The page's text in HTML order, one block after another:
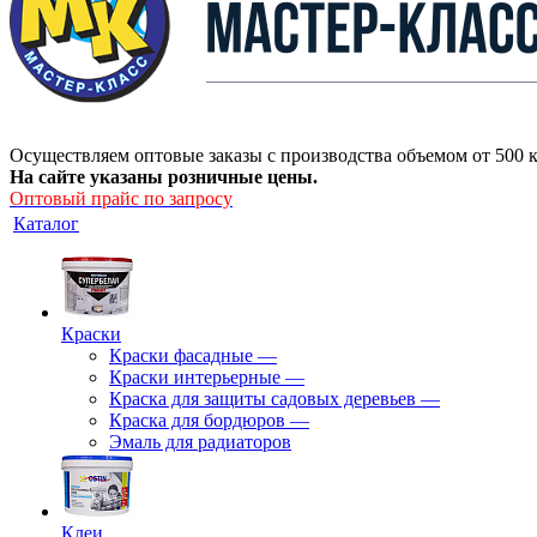
Осуществляем оптовые заказы с производства объемом от 500
На сайте указаны розничные цены.
Оптовый прайс по запросу
Каталог
Краски
Краски фасадные —
Краски интерьерные —
Краска для защиты садовых деревьев —
⁠Краска для бордюров —
Эмаль для радиаторов
Клеи